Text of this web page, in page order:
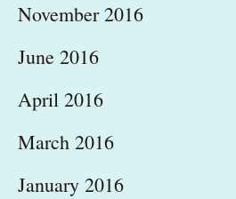
November 2016
June 2016
April 2016
March 2016
January 2016